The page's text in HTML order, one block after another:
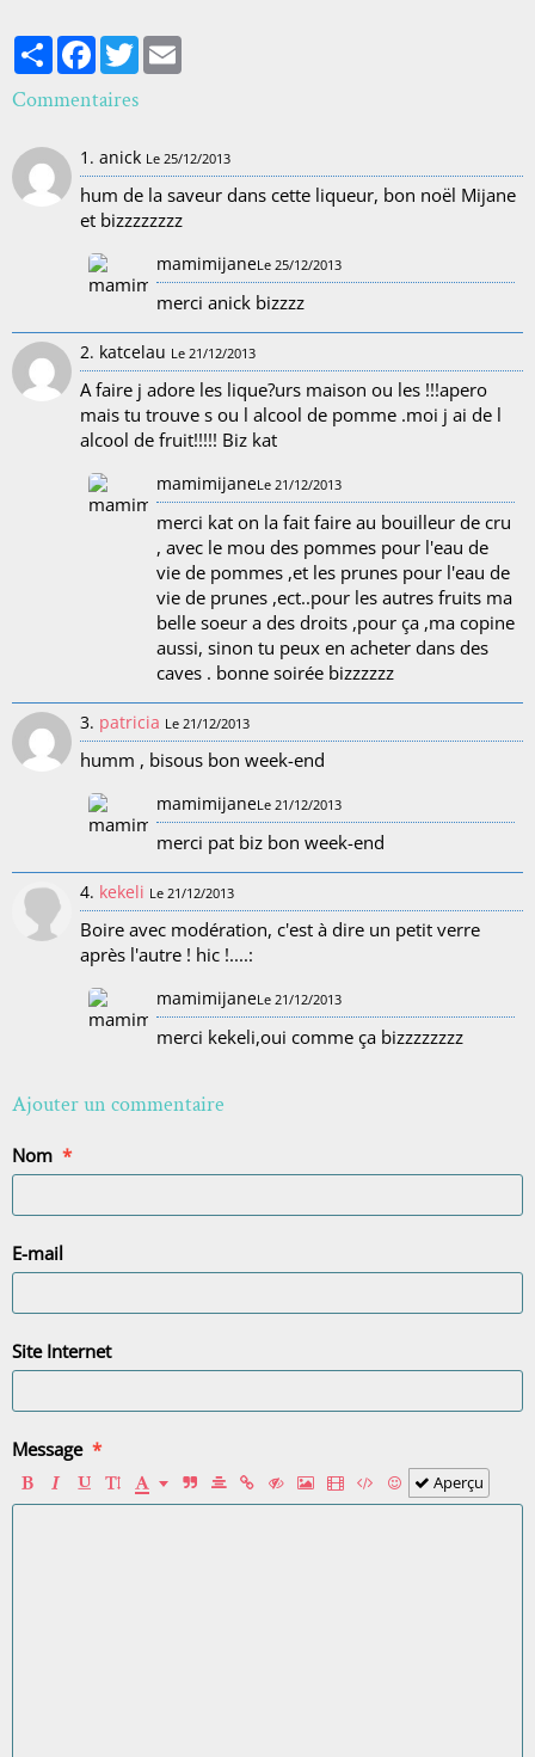
PartagerFacebook
Twitter
Commentaires
1. anick Le 25/12/2013
hum de la saveur dans cette liqueur, bon noël Mijane
et bizzzzzzzz
mamimijaneLe 25/12/2013
merci anick bizzzz
2. katcelau Le 21/12/2013
A faire j adore les lique?urs maison ou les !!!apero
mais tu trouve s ou l alcool de pomme .moi j ai de l
alcool de fruit!!!!! Biz kat
mamimijaneLe 21/12/2013
merci kat on la fait faire au bouilleur de cru
, avec le mou des pommes pour l'eau de
vie de pommes ,et les prunes pour l'eau de
vie de prunes ,ect..pour les autres fruits ma
belle soeur a des droits ,pour ça ,ma copine
aussi, sinon tu peux en acheter dans des
caves . bonne soirée bizzzzzz
3. patricia Le 21/12/2013
humm , bisous bon week-end
mamimijaneLe 21/12/2013
merci pat biz bon week-end
4. kekeli Le 21/12/2013
Boire avec modération, c'est à dire un petit verre
après l'autre ! hic !....:
mamimijaneLe 21/12/2013
merci kekeli,oui comme ça bizzzzzzzz
Ajouter un commentaire
Nom
E-mail
Site Internet
Message
Aperçu